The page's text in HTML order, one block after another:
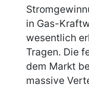
in Gas-
wesentlich
Tragen. Die
dem Markt
massive